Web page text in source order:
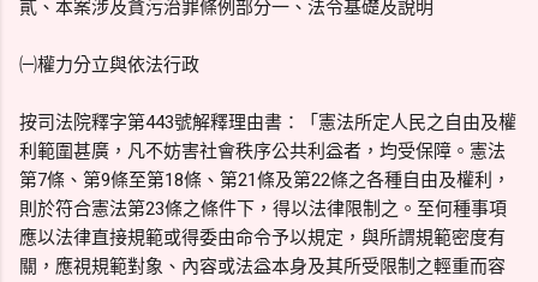
貳、本案涉及貪污治罪條例部分一、法令基礎及說明
㈠權力分立與依法行政
按司法院釋字第443號解釋理由書：「憲法所定人民之自由及權
利範圍甚廣，凡不妨害社會秩序公共利益者，均受保障。憲法
第7條、第9條至第18條、第21條及第22條之各種自由及權利，
則於符合憲法第23條之條件下，得以法律限制之。至何種事項
應以法律直接規範或得委由命令予以規定，與所謂規範密度有
關，應視規範對象、內容或法益本身及其所受限制之輕重而容